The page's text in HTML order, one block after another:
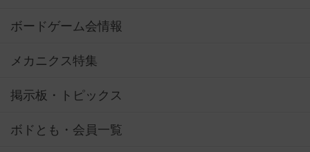
ボードゲーム会情報
メカニクス特集
掲示板・トピックス
ボドとも・会員一覧